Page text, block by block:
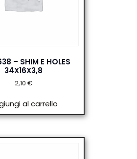
– SHIM E HOLES
34X16X3,8
2,10 €
al carrello